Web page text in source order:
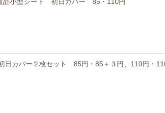
カバー２枚セット 85円・85＋３円、110円・